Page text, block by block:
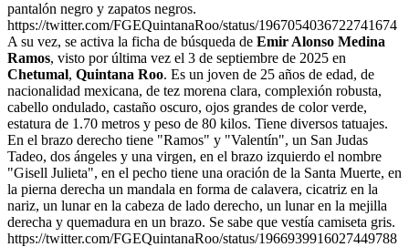
pantalón negro y zapatos negros.
https://twitter.com/FGEQuintanaRoo/status/1967054036722741674
A su vez, se activa la ficha de búsqueda de Emir Alonso Medina
Ramos, visto por última vez el 3 de septiembre de 2025 en
Chetumal, Quintana Roo. Es un joven de 25 años de edad, de
nacionalidad mexicana, de tez morena clara, complexión robusta,
cabello ondulado, castaño oscuro, ojos grandes de color verde,
estatura de 1.70 metros y peso de 80 kilos. Tiene diversos tatuajes.
En el brazo derecho tiene "Ramos" y "Valentín", un San Judas
Tadeo, dos ángeles y una virgen, en el brazo izquierdo el nombre
"Gisell Julieta", en el pecho tiene una oración de la Santa Muerte, en
la pierna derecha un mandala en forma de calavera, cicatriz en la
nariz, un lunar en la cabeza de lado derecho, un lunar en la mejilla
derecha y quemadura en un brazo. Se sabe que vestía camiseta gris.
https://twitter.com/FGEQuintanaRoo/status/1966939916027449788